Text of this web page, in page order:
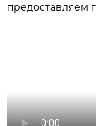
предоставляем